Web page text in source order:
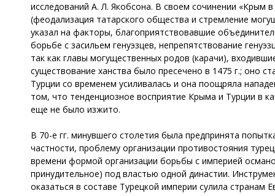
исследований А. Л. Якобсона. В своем сочинении «Крым
(феодализация татарского общества и стремление
указал на факторы, благоприятствовавшие
борьбе с засильем генуэзцев, непрепятствование
так как главы могущественных родов (карачи),
существование ханства было пресечено в 1475 г.; оно
Турции со временем усиливалась и она поощряла
том, что тенденциозное восприятие Крыма и Турции в
еще не было изжито.
В 70-е гг. минувшего столетия была предпринята
частности, проблему организации противостояния
времени формой организации борьбы с империей
принудительное) под властью одной династии.
оказаться в составе Турецкой империи сулила